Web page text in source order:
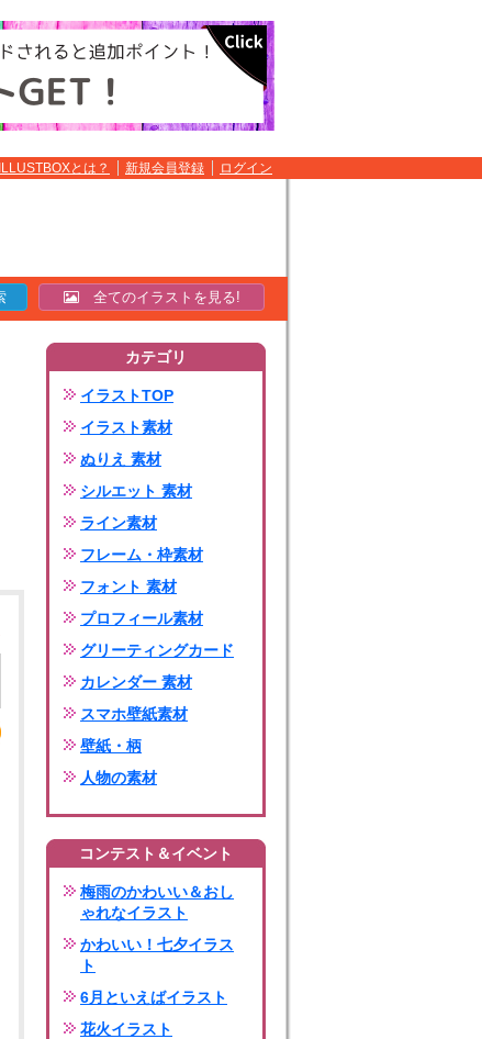
ILLUSTBOXとは？ 新規会員登録 ログイン
全てのイラストを見る!
カテゴリ
イラストTOP
イラスト素材
ぬりえ 素材
シルエット 素材
ライン素材
フレーム・枠素材
フォント 素材
プロフィール素材
グリーティングカード
カレンダー 素材
スマホ壁紙素材
壁紙・柄
人物の素材
コンテスト＆イベント
梅雨のかわいい＆おし
ゃれなイラスト
かわいい！七夕イラス
ト
6月といえばイラスト
花火イラスト